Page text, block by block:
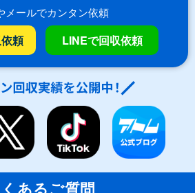
メールでカンタン依頼
頼 LINEで回収依頼
あるご質問